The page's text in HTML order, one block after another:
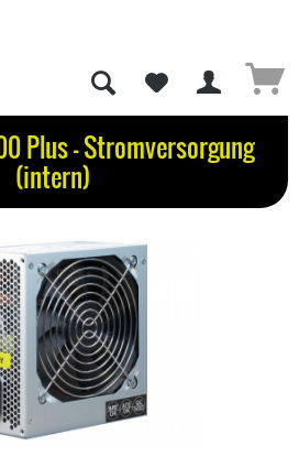
Plus - Stromversorgung
(intern)